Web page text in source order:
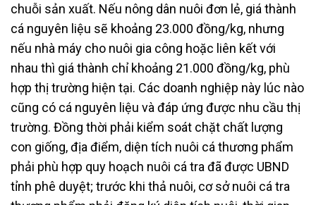
chuỗi sản xuất. Nếu nông dân nuôi đơn lẻ, giá thành
cá nguyên liệu sẽ khoảng 23.000 đồng/kg, nhưng
nếu nhà máy cho nuôi gia công hoặc liên kết với
nhau thì giá thành chỉ khoảng 21.000 đồng/kg, phù
hợp thị trường hiện tại. Các doanh nghiệp này lúc nào
cũng có cá nguyên liệu và đáp ứng được nhu cầu thị
trường. Đồng thời phải kiểm soát chặt chất lượng
con giống, địa điểm, diện tích nuôi cá thương phẩm
phải phù hợp quy hoạch nuôi cá tra đã được UBND
tỉnh phê duyệt; trước khi thả nuôi, cơ sở nuôi cá tra